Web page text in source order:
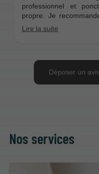
Nos services